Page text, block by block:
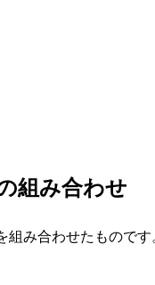
組み合わせ
組み合わせたもの